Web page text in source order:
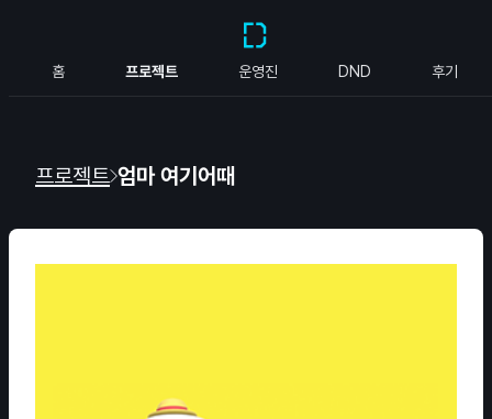
홈 프로젝트 운영진 DND 후기
프로젝트 엄마 여기어때